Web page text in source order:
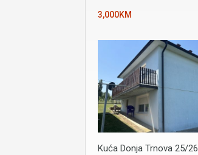
3,000KM
Kuća Donja Trnova 25/26